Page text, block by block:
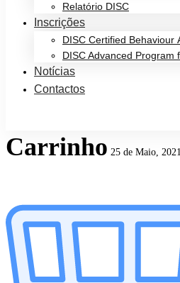
Relatório DISC
Inscrições
DISC Certified Behaviour
DISC Advanced Program
Notícias
Contactos
Carrinho 25 de Maio, 2021